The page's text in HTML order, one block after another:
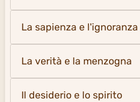
La sapienza e l'ignoranza
La verità e la menzogna
Il desiderio e lo spirito